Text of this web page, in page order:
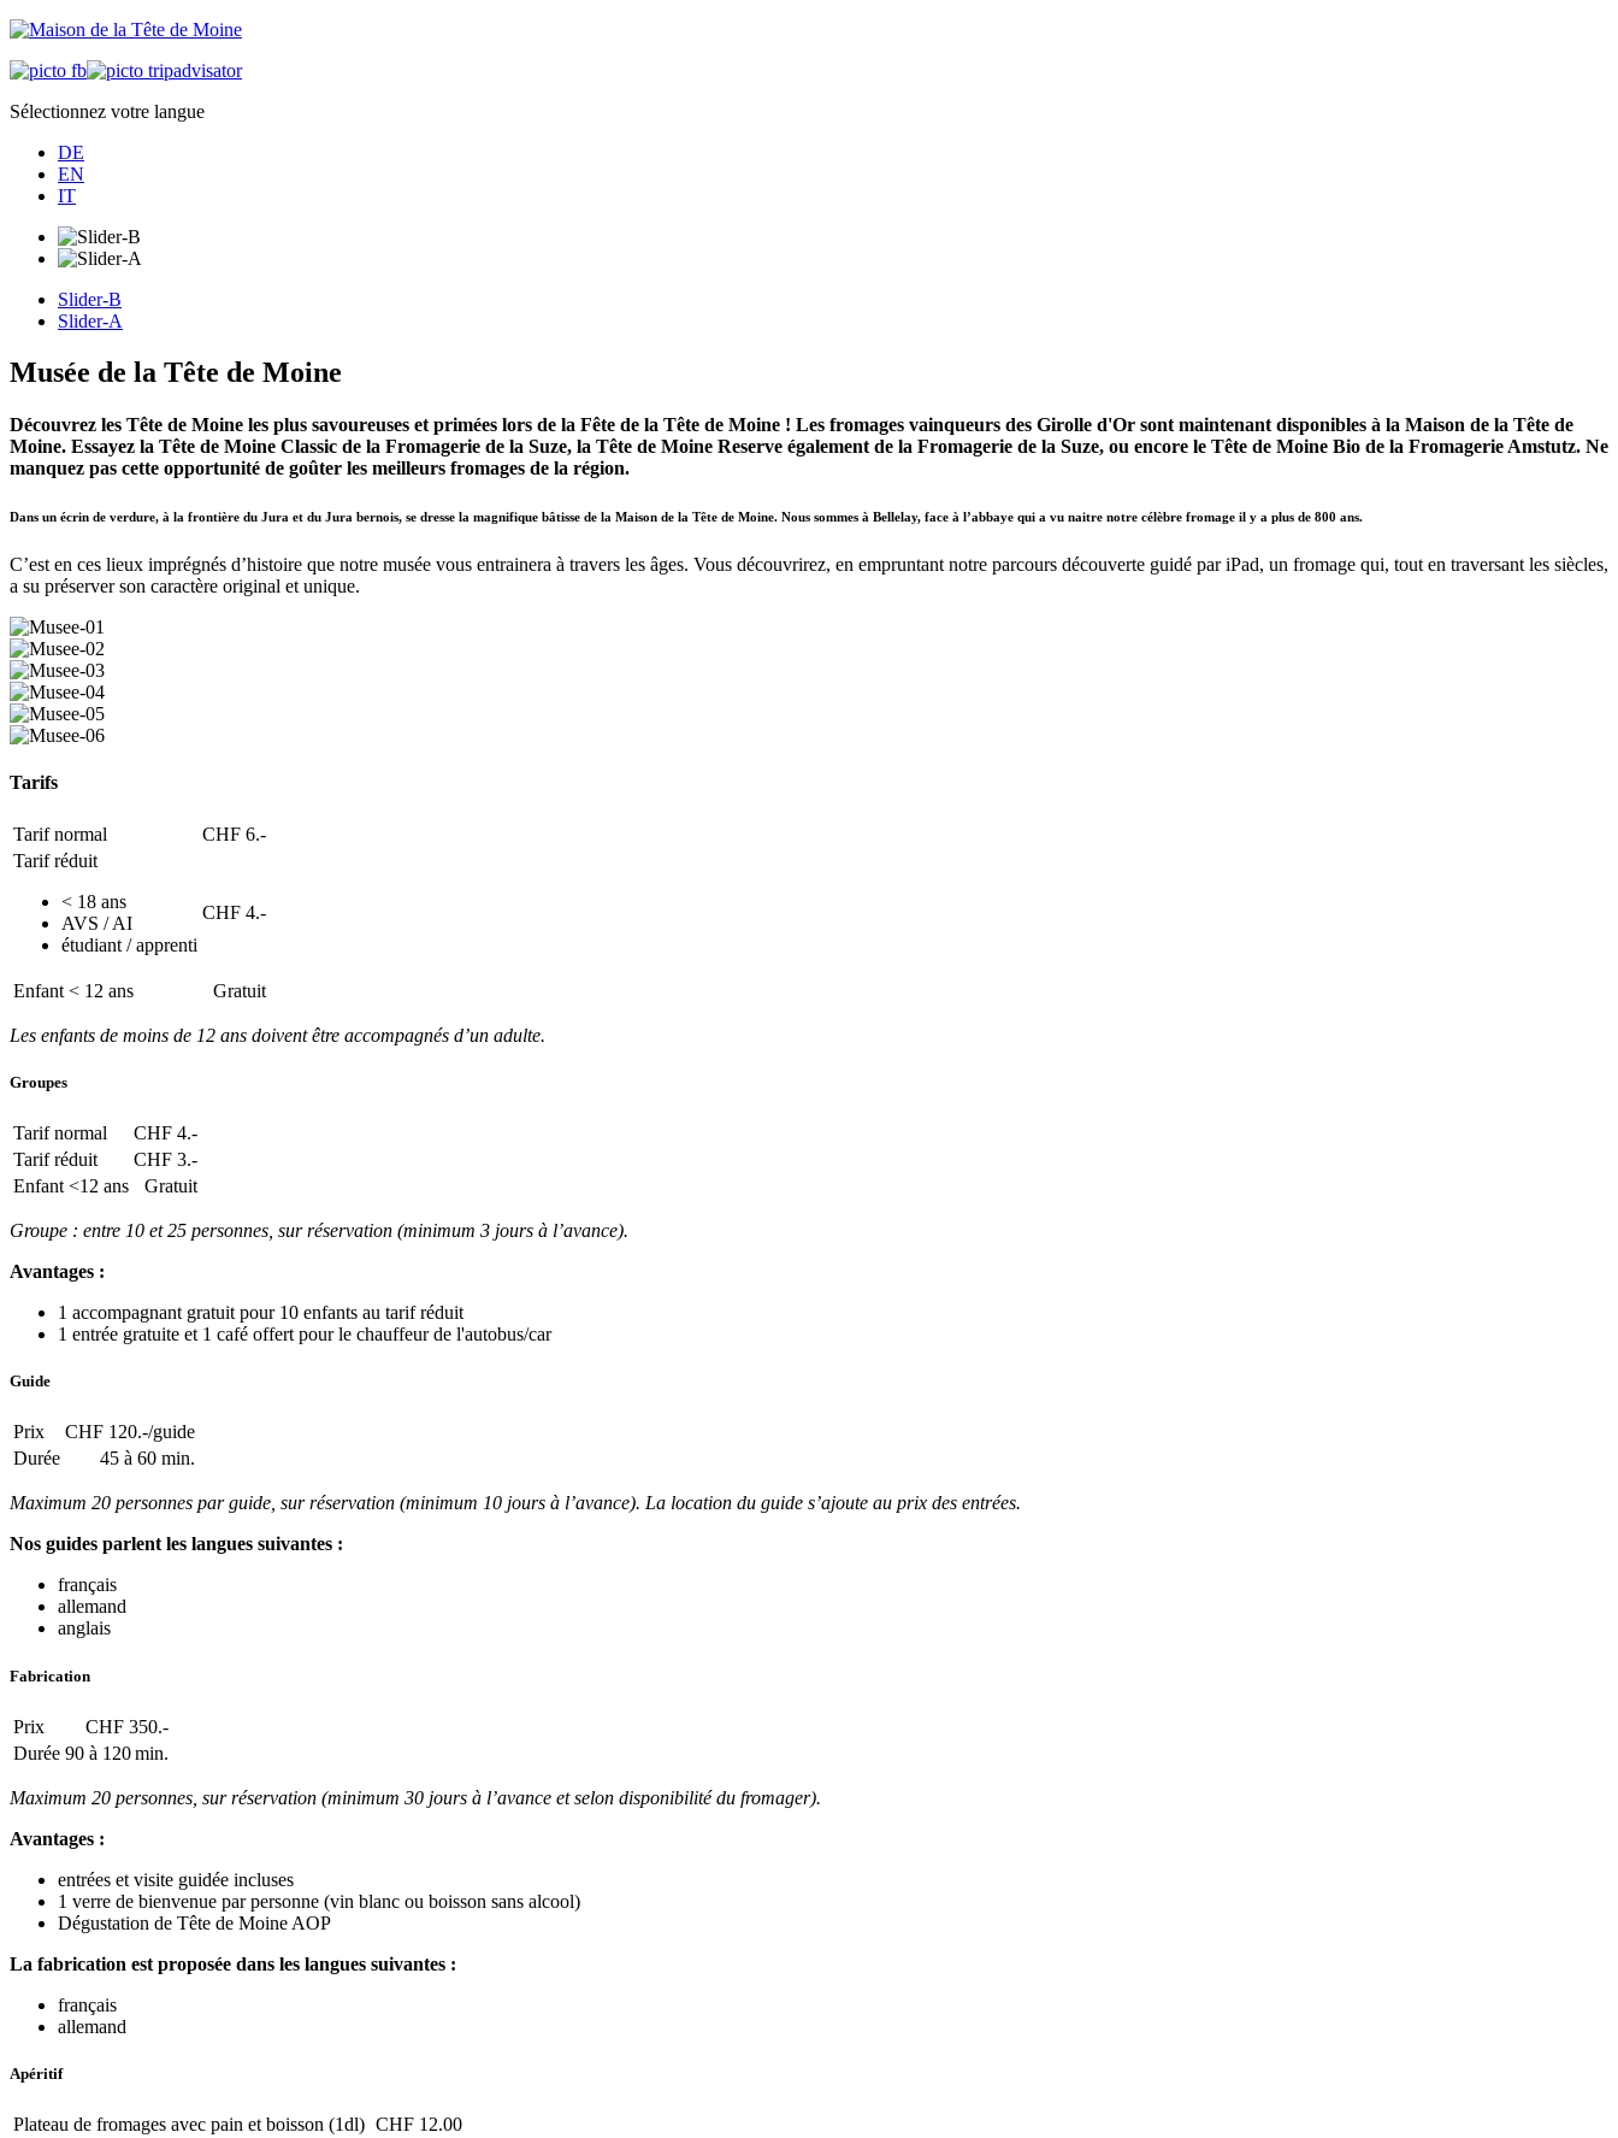
Sélectionnez votre langue
DE
EN
IT
Slider-B
Slider-A
Musée de la Tête de Moine
Découvrez les Tête de Moine les plus savoureuses et primées lors de la Fête de la Tête de Moine ! Les fromages vainqueurs des Girolle d'Or sont maintenant disponibles à la Maison de la Tête de
Moine. Essayez la Tête de Moine Classic de la Fromagerie de la Suze, la Tête de Moine Reserve également de la Fromagerie de la Suze, ou encore le Tête de Moine Bio de la Fromagerie Amstutz. Ne
manquez pas cette opportunité de goûter les meilleurs fromages de la région.
Dans un écrin de verdure, à la frontière du Jura et du Jura bernois, se dresse la magnifique bâtisse de la Maison de la Tête de Moine. Nous sommes à Bellelay, face à l’abbaye qui a vu naitre notre célèbre fromage il y a plus de 800 ans.
C’est en ces lieux imprégnés d’histoire que notre musée vous entrainera à travers les âges. Vous découvrirez, en empruntant notre parcours découverte guidé par iPad, un fromage qui, tout en traversant les siècles,
a su préserver son caractère original et unique.
Tarifs
Tarif normal
CHF 6.-
Tarif réduit
< 18 ans
AVS / AI
étudiant / apprenti
CHF 4.-
Enfant < 12 ans Gratuit
Les enfants de moins de 12 ans doivent être accompagnés d’un adulte.
Groupes
Tarif normal
CHF 4.-
Tarif réduit
CHF 3.-
Enfant <12 ans
Gratuit
Groupe : entre 10 et 25 personnes, sur réservation (minimum 3 jours à l’avance).
Avantages :
1 accompagnant gratuit pour 10 enfants au tarif réduit
1 entrée gratuite et 1 café offert pour le chauffeur de l'autobus/car
Guide
Prix
CHF 120.-/guide
Durée
45 à 60 min.
Maximum 20 personnes par guide, sur réservation (minimum 10 jours à l’avance). La location du guide s’ajoute au prix des entrées.
Nos guides parlent les langues suivantes :
français
allemand
anglais
Fabrication
Prix
CHF 350.-
Durée 90 à 120 min.
Maximum 20 personnes, sur réservation (minimum 30 jours à l’avance et selon disponibilité du fromager).
Avantages :
entrées et visite guidée incluses
1 verre de bienvenue par personne (vin blanc ou boisson sans alcool)
Dégustation de Tête de Moine AOP
La fabrication est proposée dans les langues suivantes :
français
allemand
Apéritif
Plateau de fromages avec pain et boisson (1dl) CHF 12.00